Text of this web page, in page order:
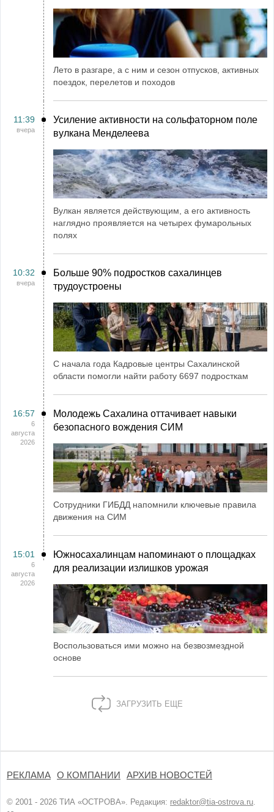
Лето в разгаре, а с ним и сезон отпусков, активных
поездок, перелетов и походов
11:39
вчера
Усиление активности на сольфаторном поле
вулкана Менделеева
Вулкан является действующим, а его активность
наглядно проявляется на четырех фумарольных
полях
10:32
вчера
Больше 90% подростков сахалинцев
трудоустроены
С начала года Кадровые центры Сахалинской
области помогли найти работу 6697 подросткам
16:57
6
августа
2026
Молодежь Сахалина оттачивает навыки
безопасного вождения СИМ
Сотрудники ГИБДД напомнили ключевые правила
движения на СИМ
15:01
6
августа
2026
Южносахалинцам напоминают о площадках
для реализации излишков урожая
Воспользоваться ими можно на безвозмездной
основе
ЗАГРУЗИТЬ ЕЩЕ
РЕКЛАМА О КОМПАНИИ АРХИВ НОВОСТЕЙ
© 2001 - 2026 ТИА «ОСТРОВА». Редакция: redaktor@tia-ostrova.ru.